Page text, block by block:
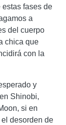
estas fases de
a
del cuerpo
chica que
con la
y
Shinobi,
si en
desorden de